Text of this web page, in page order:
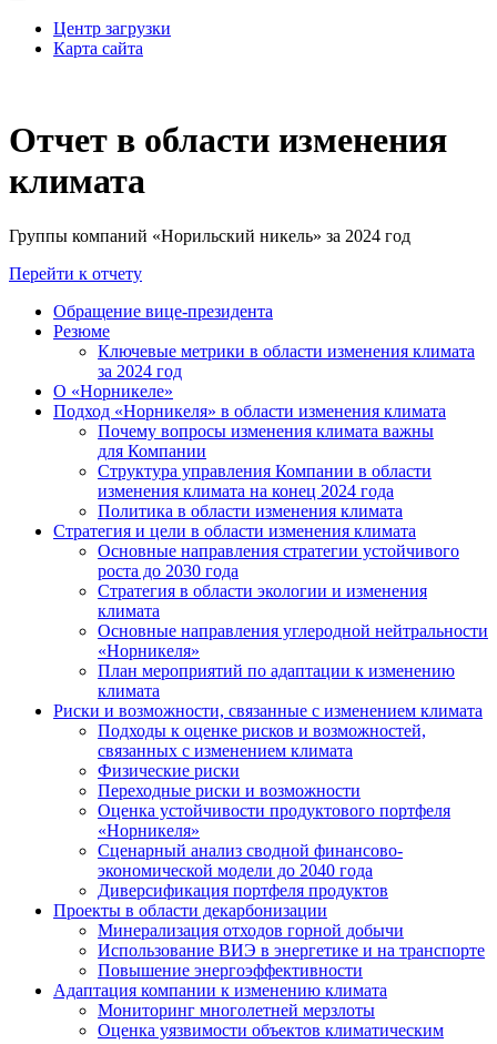
Центр загрузки
Карта сайта
Отчет в области изменения
климата
Группы компаний «Норильский никель» за 2024 год
Перейти к отчету
Обращение вице-президента
Резюме
Ключевые метрики в области изменения климата
за 2024 год
О «Норникеле»
Подход «Норникеля» в области изменения климата
Почему вопросы изменения климата важны
для Компании
Структура управления Компании в области
изменения климата на конец 2024 года
Политика в области изменения климата
Стратегия и цели в области изменения климата
Основные направления стратегии устойчивого
роста до 2030 года
Стратегия в области экологии и изменения
климата
Основные направления углеродной нейтральности
«Норникеля»
План мероприятий по адаптации к изменению
климата
Риски и возможности, связанные с изменением климата
Подходы к оценке рисков и возможностей,
связанных с изменением климата
Физические риски
Переходные риски и возможности
Оценка устойчивости продуктового портфеля
«Норникеля»
Сценарный анализ сводной финансово-
экономической модели до 2040 года
Диверсификация портфеля продуктов
Проекты в области декарбонизации
Минерализация отходов горной добычи
Использование ВИЭ в энергетике и на транспорте
Повышение энергоэффективности
Адаптация компании к изменению климата
Мониторинг многолетней мерзлоты
Оценка уязвимости объектов климатическим